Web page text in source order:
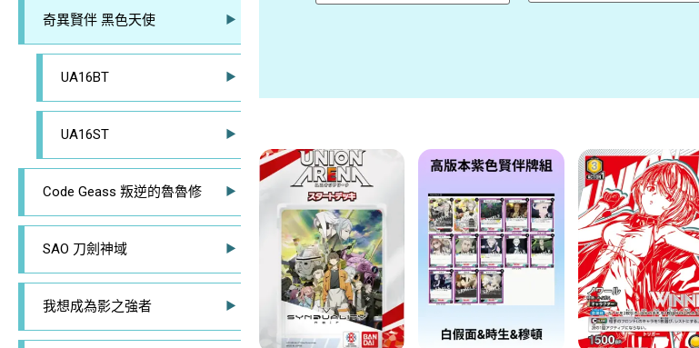
奇異賢伴 黑色天使
UA16BT
UA16ST
Code Geass 叛逆的魯魯修
SAO 刀劍神域
我想成為影之強者